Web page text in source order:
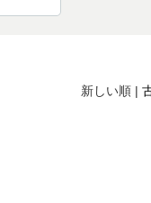
新しい順 |